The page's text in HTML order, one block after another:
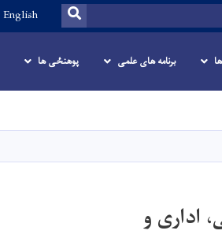
SEARCH
English
برنامه های علمی پوهنځی ها
اداری و